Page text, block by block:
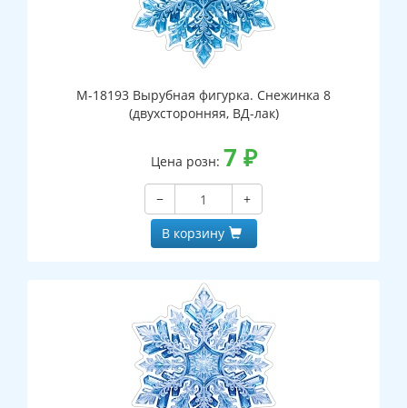
М-18193 Вырубная фигурка. Снежинка 8
(двухсторонняя, ВД-лак)
Цена розн: 7 ₽
−
+
В корзину